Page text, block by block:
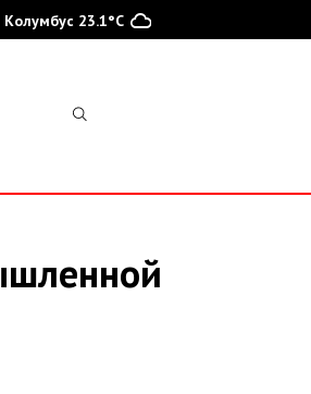
Колумбус 23.1°C